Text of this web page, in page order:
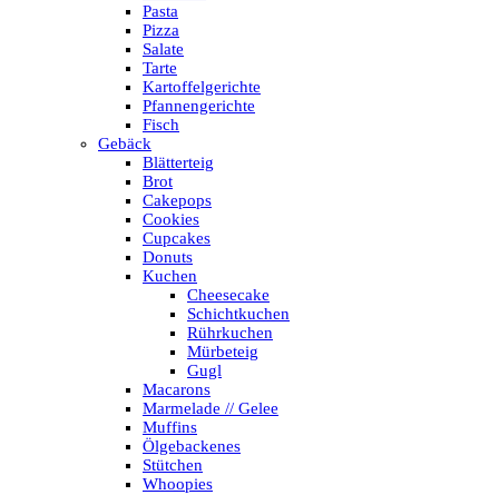
Pasta
Pizza
Salate
Tarte
Kartoffelgerichte
Pfannengerichte
Fisch
Gebäck
Blätterteig
Brot
Cakepops
Cookies
Cupcakes
Donuts
Kuchen
Cheesecake
Schichtkuchen
Rührkuchen
Mürbeteig
Gugl
Macarons
Marmelade // Gelee
Muffins
Ölgebackenes
Stütchen
Whoopies